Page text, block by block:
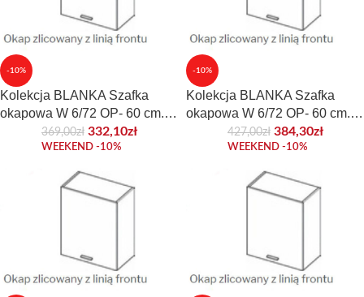
-10%
Kolekcja BLANKA Szafka
okapowa W 6/72 OP- 60 cm.
Front laminowany.
369,00zł 332,10zł
WEEKEND -10%
-10%
Kolekcja BLANKA Szafka
okapowa W 6/72 OP- 60 cm.
Front połyskowy lub akrylowy.
427,00zł 384,30zł
WEEKEND -10%